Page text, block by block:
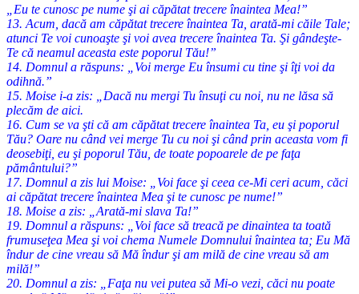
„Eu te cunosc pe nume şi ai căpătat trecere înaintea Mea!”
13. Acum, dacă am căpătat trecere înaintea Ta, arată-mi căile Tale;
atunci Te voi cunoaşte şi voi avea trecere înaintea Ta. Şi gândeşte-
Te că neamul aceasta este poporul Tău!”
14. Domnul a răspuns: „Voi merge Eu însumi cu tine şi îţi voi da
odihnă.”
15. Moise i-a zis: „Dacă nu mergi Tu însuţi cu noi, nu ne lăsa să
plecăm de aici.
16. Cum se va şti că am căpătat trecere înaintea Ta, eu şi poporul
Tău? Oare nu când vei merge Tu cu noi şi când prin aceasta vom fi
deosebiţi, eu şi poporul Tău, de toate popoarele de pe faţa
pământului?”
17. Domnul a zis lui Moise: „Voi face şi ceea ce-Mi ceri acum, căci
ai căpătat trecere înaintea Mea şi te cunosc pe nume!”
18. Moise a zis: „Arată-mi slava Ta!”
19. Domnul a răspuns: „Voi face să treacă pe dinaintea ta toată
frumuseţea Mea şi voi chema Numele Domnului înaintea ta; Eu Mă
îndur de cine vreau să Mă îndur şi am milă de cine vreau să am
milă!”
20. Domnul a zis: „Faţa nu vei putea să Mi-o vezi, căci nu poate